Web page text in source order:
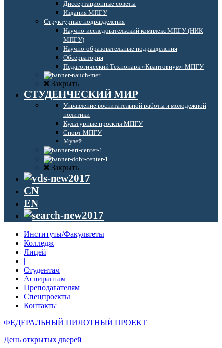
Диссертационные советы
Издания МПГУ
Структурные подразделения
Научно-исследовательский комплекс МПГУ (НИК
МПГУ)
Научно-образовательные подразделения
Обсерватория
Педагогический Технопарк «Кванториум» МПГУ
Закрыть
СТУДЕНЧЕСКИЙ МИР
Управление воспитательной работы и молодежной
политики
Культурные проекты МПГУ
Спорт МПГУ
Музей
Закрыть
CN
EN
Институты/Факультеты
Колледж
Лицей
|
Студентам
Аспирантам
Преподавателям
Спецпроекты
Контакты
ФЕДЕРАЛЬНЫЙ ПИЛОТНЫЙ ПРОЕКТ
День открытых дверей